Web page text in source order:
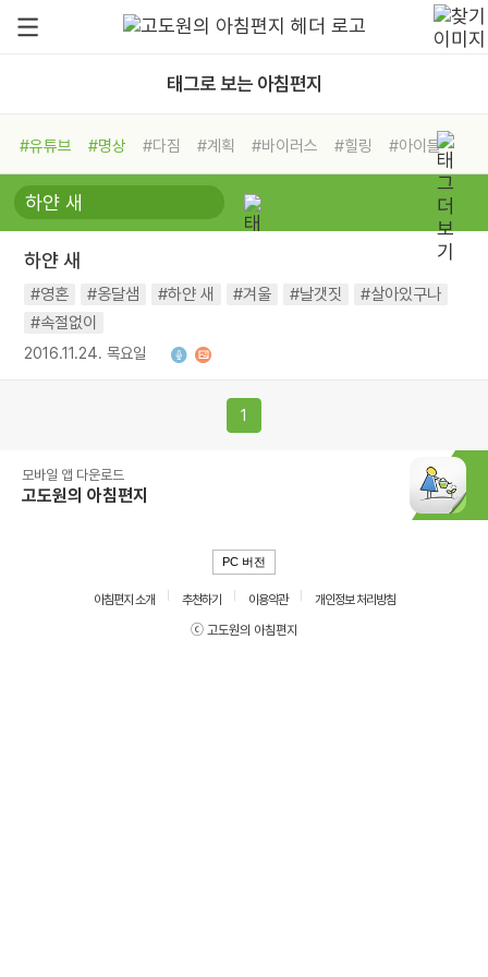
태그로 보는 아침편지
#유튜브 #명상 #다짐 #계획 #바이러스 #힐링
#아이들
#비전캠프
#독서캠프 #삶
#희망
#나눔 #친구 #링컨학교
#독서
#건강
하얀 새
#영혼 #옹달샘 #하얀 새 #겨울 #날갯짓
#살아있구나
#속절없이
2016.11.24. 목요일
1
모바일 앱 다운로드
고도원의 아침편지
PC 버전
아침편지 소개 추천하기 이용약관
개인정보 처리방침
ⓒ 고도원의 아침편지